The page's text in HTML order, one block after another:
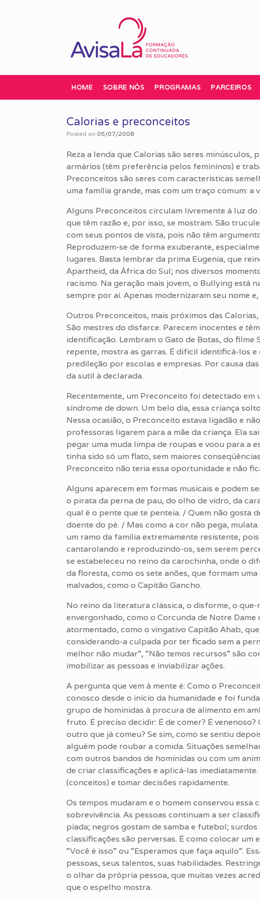
HOME SOBRE NÓS PROGRAMAS PARCEIROS
Calorias e preconceitos
Posted on 05/07/2008
Reza a lenda que Calorias são seres minúsculos,
armários (têm preferência pelos femininos) e
Preconceitos são seres com características
uma família grande, mas com um traço comum: a
Alguns Preconceitos circulam livremente à luz do
que têm razão e, por isso, se mostram. São
com seus pontos de vista, pois não têm
Reproduzem-se de forma exuberante,
lugares. Basta lembrar da prima Eugenia, que
Apartheid, da África do Sul; nos diversos
racismo. Na geração mais jovem, o Bullying está
sempre por aí. Apenas modernizaram seu nome
Outros Preconceitos, mais próximos das
São mestres do disfarce. Parecem inocentes e
identificação. Lembram o Gato de Botas, do
repente, mostra as garras. É difícil identificá-los
predileção por escolas e empresas. Por causa
da sutil à declarada.
Recentemente, um Preconceito foi detectado em
síndrome de down. Um belo dia, essa criança
Nessa ocasião, o Preconceito estava ligadão e
professoras ligarem para a mãe da criança. Ela
pegar uma muda limpa de roupas e voou para a
tinha sido só um flato, sem maiores
Preconceito não teria essa oportunidade e não
Alguns aparecem em formas musicais e podem
o pirata da perna de pau, do olho de vidro, da
qual é o pente que te penteia. / Quem não gosta
doente do pé. / Mas como a cor não pega,
um ramo da família extremamente resistente,
cantarolando e reproduzindo-os, sem serem
se estabeleceu no reino da carochinha, onde o
da floresta, como os sete anões, que formam
malvados, como o Capitão Gancho.
No reino da literatura clássica, o disforme, o
envergonhado, como o Corcunda de Notre Dame
atormentado, como o vingativo Capitão Ahab,
considerando-a culpada por ter ficado sem a
melhor não mudar”, “Não temos recursos” são
imobilizar as pessoas e inviabilizar ações.
A pergunta que vem à mente é: Como o
conosco desde o início da humanidade e foi
grupo de homínidas à procura de alimento em
fruto. É preciso decidir: É de comer? É
outro que já comeu? Se sim, como se sentiu
alguém pode roubar a comida. Situações
com outros bandos de homínidas ou com um
de criar classificações e aplicá-las
(conceitos) e tomar decisões rapidamente.
Os tempos mudaram e o homem conservou essa
sobrevivência. As pessoas continuam a ser
piada; negros gostam de samba e futebol;
classificações são perversas. É como colocar
“Você é isso” ou “Esperamos que faça aquilo”.
pessoas, seus talentos, suas habilidades.
o olhar da própria pessoa, que muitas vezes
que o espelho mostra.